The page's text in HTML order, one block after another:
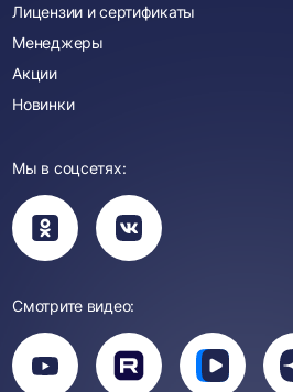
Лицензии и сертификаты
Менеджеры
Акции
Новинки
Мы в соцсетях:
Вы
перейдете
в
группу
Вы
перейдете
в
группу
Смотрите видео:
Вы
перейдете
на
Вы
Вы